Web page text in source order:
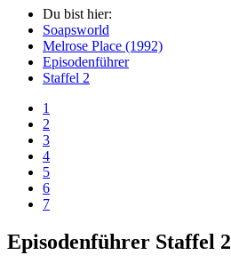
Du bist hier:
Soapsworld
Melrose Place (1992)
Episodenführer
Staffel 2
1
2
3
4
5
6
7
Episodenführer Staffel 2